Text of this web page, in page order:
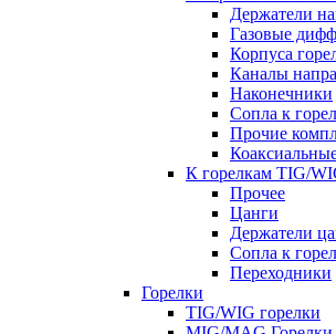
Держатели
Газовые
Корпуса
Каналы
Наконечники
Сопла к
Прочие
К горелкам TIG/
Прочее
Цанги
Держатели
Сопла к
Переходники
Горелки
TIG/WIG горелки